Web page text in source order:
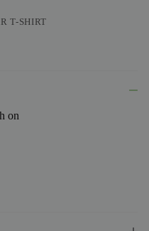
T-SHIRT
on